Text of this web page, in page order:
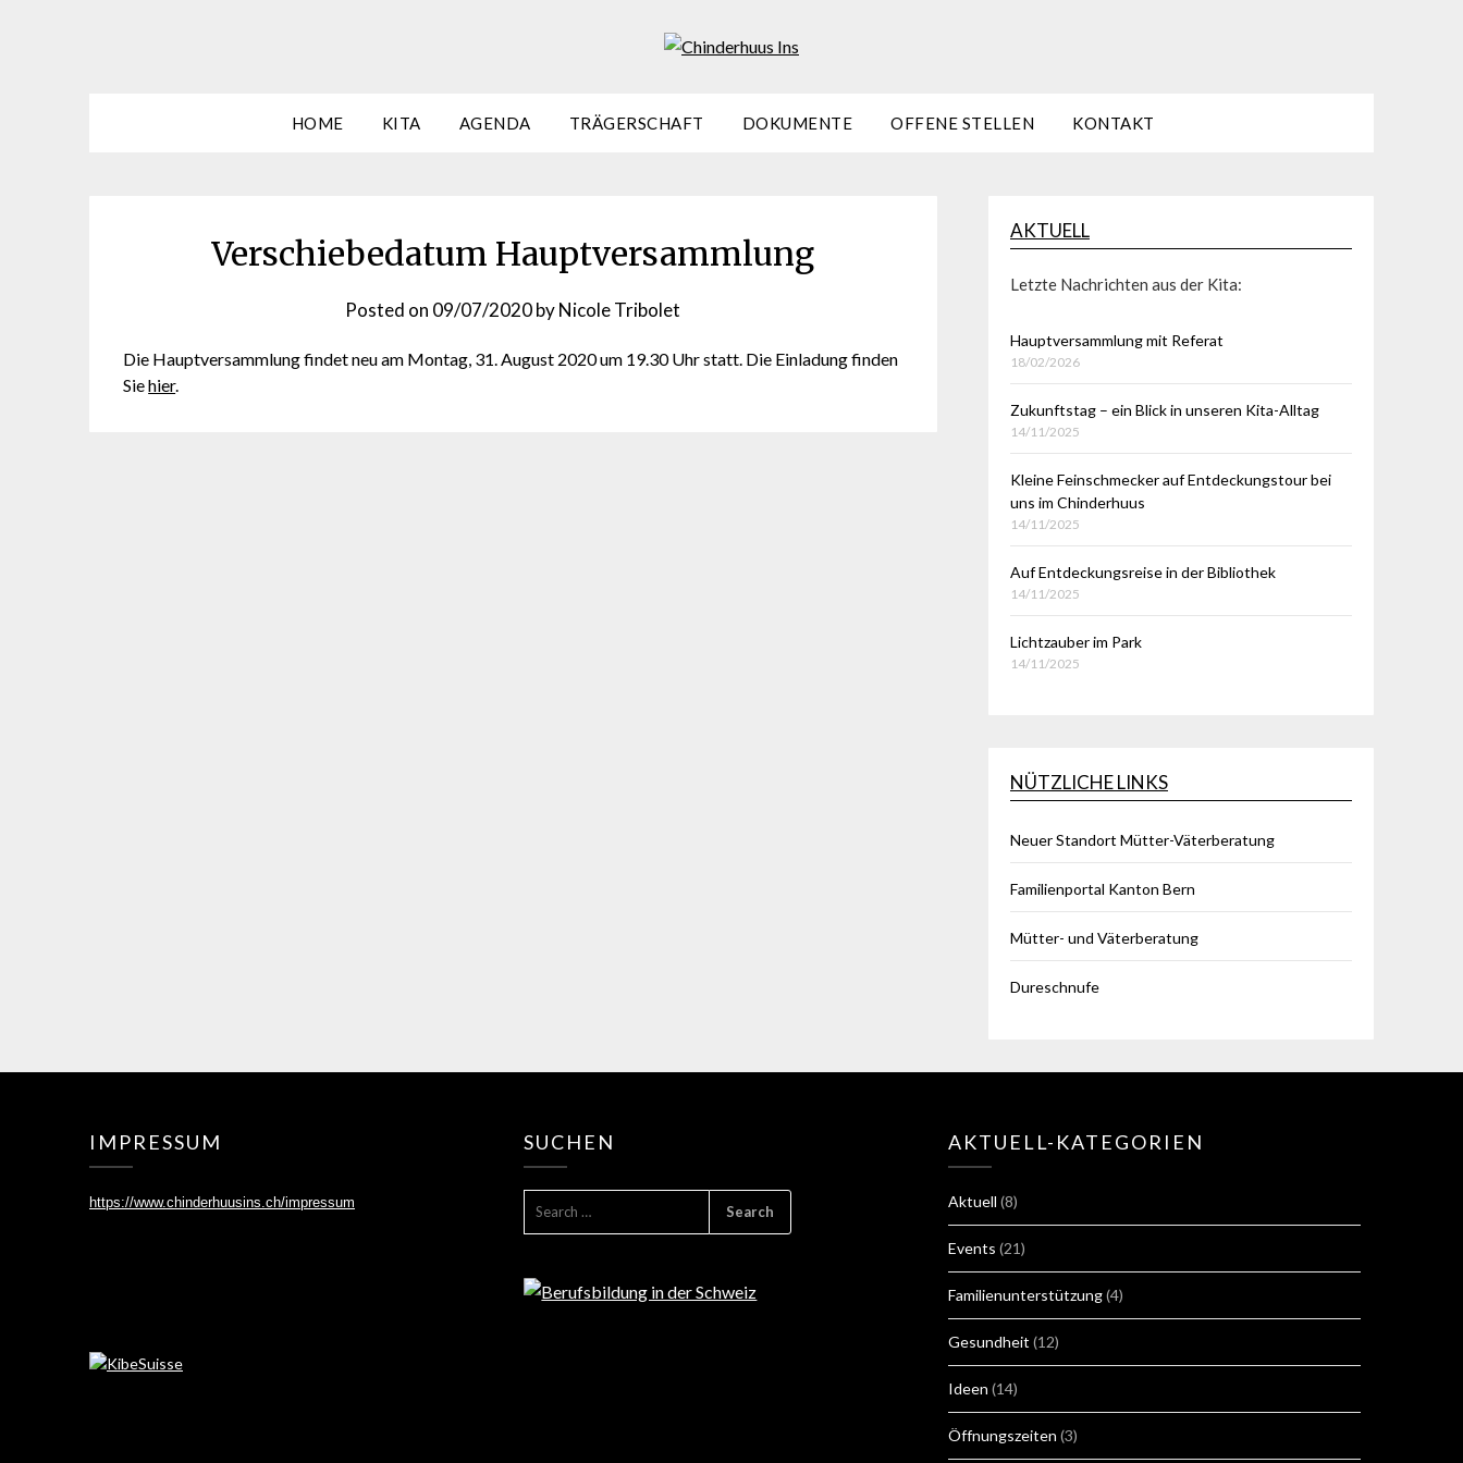
HOME KITA AGENDA TRÄGERSCHAFT DOKUMENTE OFFENE STELLEN KONTAKT
Verschiebedatum Hauptversammlung
Posted on 09/07/2020byNicole Tribolet
Die Hauptversammlung findet neu am Montag, 31. August 2020 um 19.30 Uhr statt. Die Einladung finden
Siehier.
AKTUELL
Letzte Nachrichten aus der Kita:
Hauptversammlung mit Referat
18/02/2026
Zukunftstag – ein Blick in unseren Kita-Alltag
14/11/2025
Kleine Feinschmecker auf Entdeckungstour bei
uns im Chinderhuus
14/11/2025
Auf Entdeckungsreise in der Bibliothek
14/11/2025
Lichtzauber im Park
14/11/2025
NÜTZLICHE LINKS
Neuer Standort Mütter-Väterberatung
Familienportal Kanton Bern
Mütter- und Väterberatung
Dureschnufe
IMPRESSUM
https://www.chinderhuusins.ch/impressum
SUCHEN AKTUELL-KATEGORIEN
Aktuell (8)
Events (21)
Familienunterstützung(4)
Gesundheit (12)
Ideen (14)
Öffnungszeiten (3)